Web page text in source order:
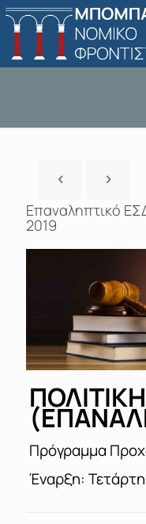
Επαναληπτικό
2019
Πρόγραμμα
Έναρξη: